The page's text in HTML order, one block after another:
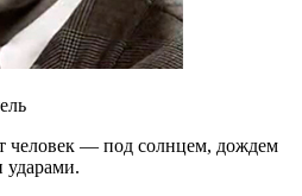
человек — под солнцем, дождем
ударами.